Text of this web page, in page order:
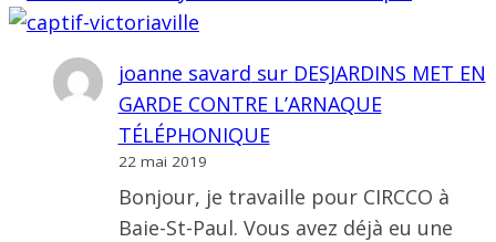
joanne savard sur DESJARDINS MET EN
GARDE CONTRE L’ARNAQUE
TÉLÉPHONIQUE
22 mai 2019
Bonjour, je travaille pour CIRCCO à
Baie-St-Paul. Vous avez déjà eu une